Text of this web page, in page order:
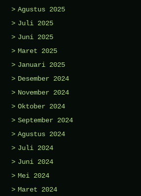
Agustus 2025
Juli 2025
Juni 2025
Maret 2025
Januari 2025
Desember 2024
November 2024
Oktober 2024
September 2024
Agustus 2024
Juli 2024
Juni 2024
Mei 2024
Maret 2024